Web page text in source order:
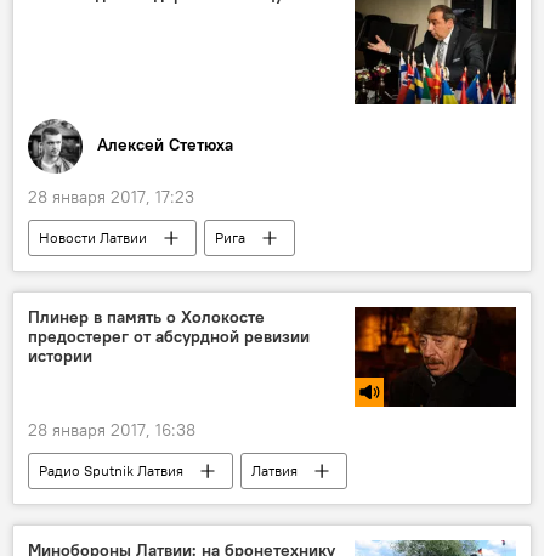
Алексей Стетюха
28 января 2017, 17:23
Новости Латвии
Рига
Нормунд Рудевич
интервью
Плинер в память о Холокосте
предостерег от абсурдной ревизии
истории
28 января 2017, 16:38
Радио Sputnik Латвия
Латвия
Яков Плинер
Waffen SS
16 марта в Риге
Холокост
Минобороны Латвии: на бронетехнику